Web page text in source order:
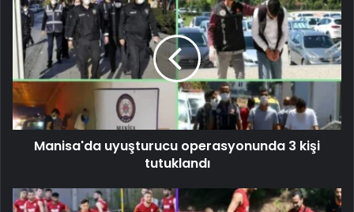
Manisa'da uyuşturucu operasyonunda 3 kişi
tutuklandı